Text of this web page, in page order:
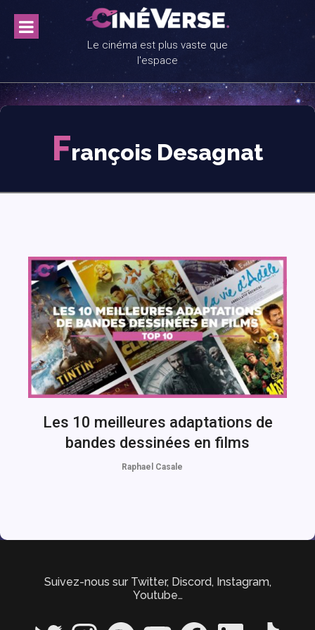
content
Le cinéma est plus vaste que
l'espace
François Desagnat
Les 10 meilleures adaptations de
bandes dessinées en films
Raphael Casale
Suivez-nous sur Twitter, Discord, Instagram,
Youtube…
Twitter InstagramSpotify YouTube FacebookLinkedIn TikTok